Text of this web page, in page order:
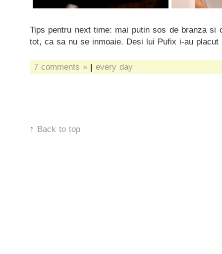
Tips pentru next time: mai putin sos de branza si
tot, ca sa nu se inmoaie. Desi lui Pufix i-au placut
7 comments » | every day
↑ Back to top